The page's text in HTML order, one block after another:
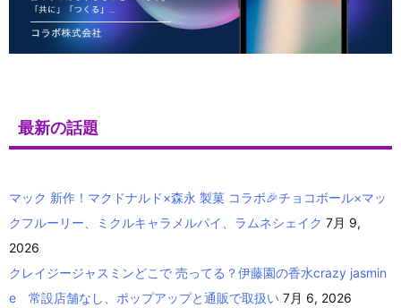
最新の話題
マック 新作！マクドナルド×森永 製菓 コラボ🎉チョコボール×マッ
クフルーリー、ミクルキャラメルパイ、ラムネシェイク 7月 9,
2026
クレイジージャスミンどこで 売ってる？伊藤園の香水crazy jasmin
e 常設店舗なし、ポップアップと通販で取扱い 7月 6, 2026